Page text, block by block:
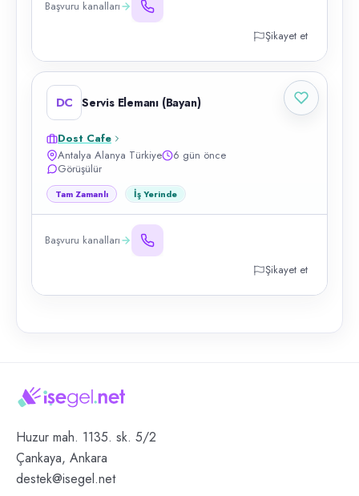
Başvuru kanalları
Şikayet et
DC Servis Elemanı (Bayan)
Dost Cafe
Antalya Alanya Türkiye
6 gün önce
Görüşülür
Tam Zamanlı İş Yerinde
Başvuru kanalları
Şikayet et
Huzur mah. 1135. sk. 5/2
Çankaya, Ankara
destek@isegel.net